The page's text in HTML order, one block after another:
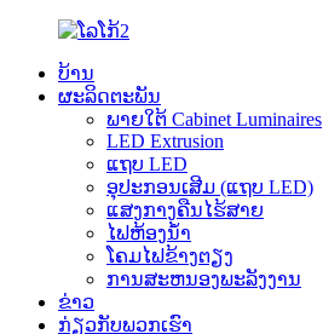
ບ້ານ
ຜະລິດຕະພັນ
ພາຍໃຕ້ Cabinet Luminaires
LED Extrusion
ແຖບ LED
ອຸປະກອນເສີມ (ແຖບ LED)
ແສງກາງຄືນໄຮ້ສາຍ
ໄຟຫ້ອງນ້ຳ
ໂຄມໄຟຂ້າງຕຽງ
ການສະຫນອງພະລັງງານ
ຂ່າວ
ກ່ຽວກັບພວກເຮົາ